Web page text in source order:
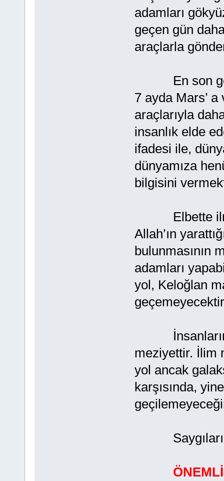
adamları
geçen gün
araçlarla
En son
7 ayda Mars’ a
araçlarıyla
insanlık elde
ifadesi ile,
dünyamıza
bilgisini
Elbette ilmin
Allah’ın
bulunmasının
adamları
yol, Keloğlan
İnsanların
meziyettir. İlim
yol ancak
karşısında,